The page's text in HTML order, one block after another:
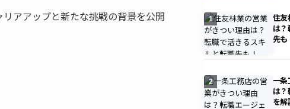
1
住友
は
先も
2
一
は
を解